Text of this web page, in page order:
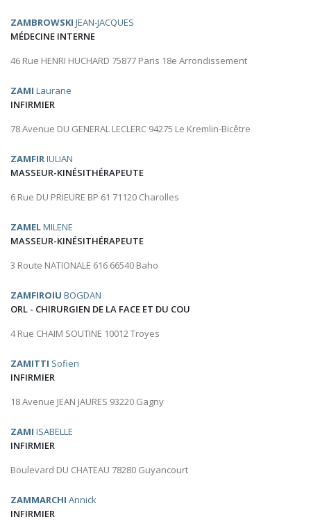
ZAMBROWSKI JEAN-JACQUES
MÉDECINE INTERNE
46 Rue HENRI HUCHARD 75877 Paris 18e Arrondissement
ZAMI Laurane
INFIRMIER
78 Avenue DU GENERAL LECLERC 94275 Le Kremlin-Bicêtre
ZAMFIRIULIAN
MASSEUR-KINÉSITHÉRAPEUTE
6 Rue DU PRIEURE BP 61 71120 Charolles
ZAMELMILENE
MASSEUR-KINÉSITHÉRAPEUTE
3 Route NATIONALE 616 66540 Baho
ZAMFIROIU BOGDAN
ORL - CHIRURGIEN DE LA FACE ET DU COU
4 Rue CHAIM SOUTINE 10012 Troyes
ZAMITTI Sofien
INFIRMIER
18 Avenue JEAN JAURES 93220 Gagny
ZAMI ISABELLE
INFIRMIER
Boulevard DU CHATEAU 78280 Guyancourt
ZAMMARCHI Annick
INFIRMIER